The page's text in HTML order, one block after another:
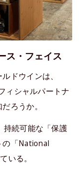
ス・フェイス
ドウインは、
ィシャルパートナ
ろうか。
持続可能な「保護
の「National
いる。